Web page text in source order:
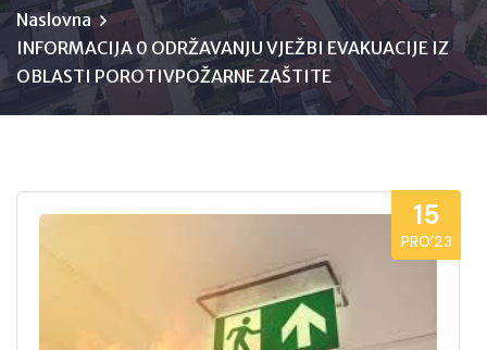
Naslovna
INFORMACIJA 0 ODRŽAVANJU VJEŽBI EVAKUACIJE IZ
OBLASTI POROTIVPOŽARNE ZAŠTITE
15
PRO’23